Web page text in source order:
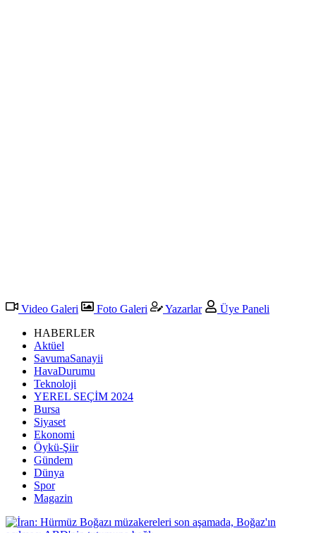
Video Galeri Foto Galeri Yazarlar
Üye Paneli
HABERLER
Aktüel
SavumaSanayii
HavaDurumu
Teknoloji
YEREL SEÇİM 2024
Bursa
Siyaset
Ekonomi
Öykü-Şiir
Gündem
Dünya
Spor
Magazin